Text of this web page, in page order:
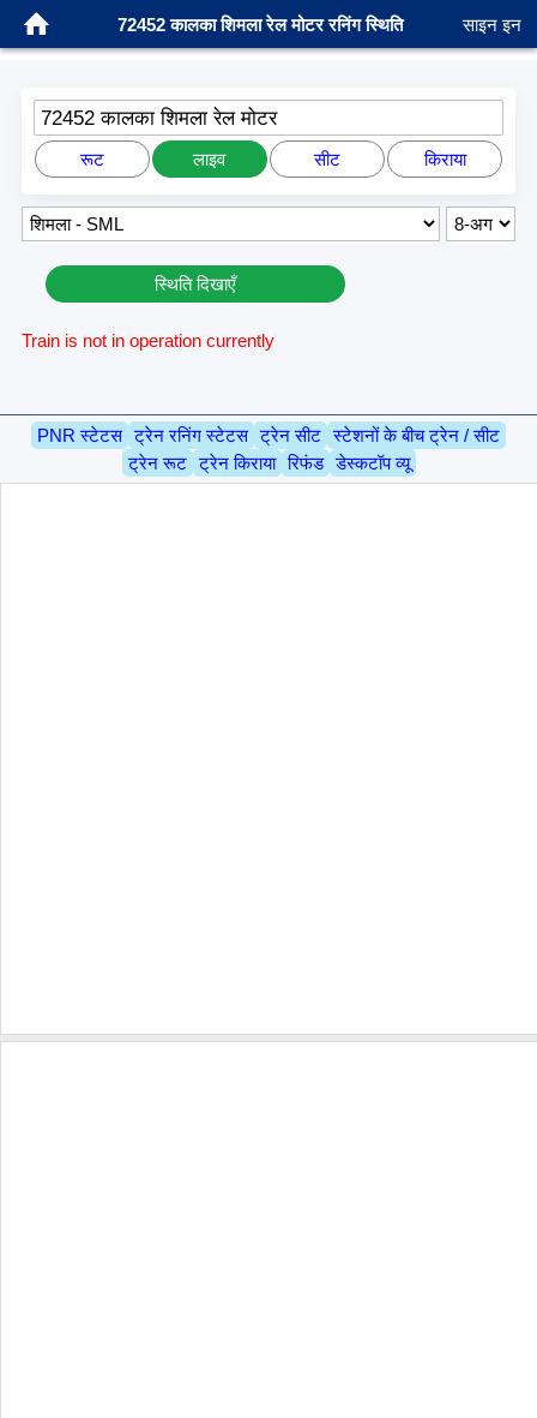
72452 कालका शिमला रेल मोटर रनिंग स्थिति साइन इन
72452 कालका शिमला रेल मोटर
रूट लाइव सीट किराया
स्थिति दिखाएँ
Train is not in operation currently
PNR स्टेटस ट्रेन रनिंग स्टेटस ट्रेन सीट स्टेशनों के बीच ट्रेन / सीट
ट्रेन रूट ट्रेन किराया रिफंड डेस्कटॉप व्यू